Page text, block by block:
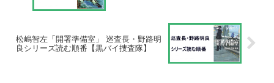
松嶋智左「開署準備室」 巡査長・野路明
良シリーズ読む順番【黒バイ捜査隊】